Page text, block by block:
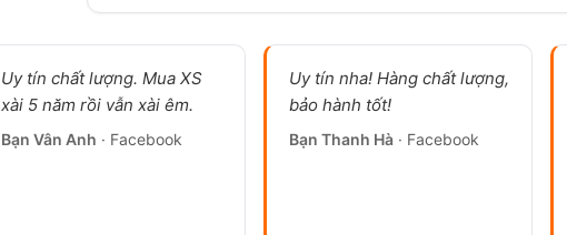
Uy tín chất lượng. Mua XS
xài 5 năm rồi vẫn xài êm.
Bạn Vân Anh · Facebook
Uy tín nha! Hàng chất lượng,
bảo hành tốt!
Bạn Thanh Hà· Facebook